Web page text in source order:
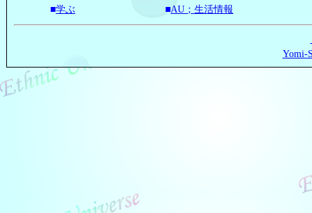
■学ぶ ■AU；生活情報
Yomi-